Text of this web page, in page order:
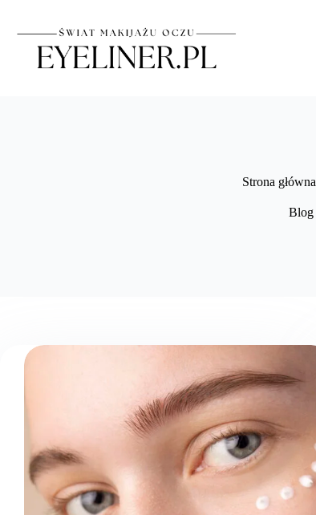
treści
Strona główna
Blog